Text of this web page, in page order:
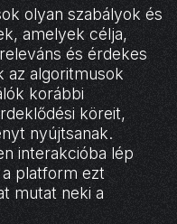
olyan szabályok és
amelyek célja,
és érdekes
az algoritmusok
korábbi
köreit,
nyújtsanak.
interakcióba lép
platform ezt
mutat neki a